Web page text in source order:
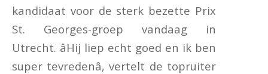
kandidaat voor de sterk bezette Prix
St. Georges-groep vandaag in
Utrecht. âHij liep echt goed en ik ben
super tevredenâ, vertelt de topruiter